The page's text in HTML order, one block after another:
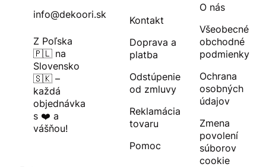
info@dekoori.sk
Z Poľska
🇵🇱 na
Slovensko
🇸🇰 –
každá
objednávka
s ❤️ a
vášňou!
Kontakt
Doprava a
platba
Odstúpenie
od zmluvy
Reklamácia
tovaru
Pomoc
O nás
Všeobecné
obchodné
podmienky
Ochrana
osobných
údajov
Zmena
povolení
súborov
cookie